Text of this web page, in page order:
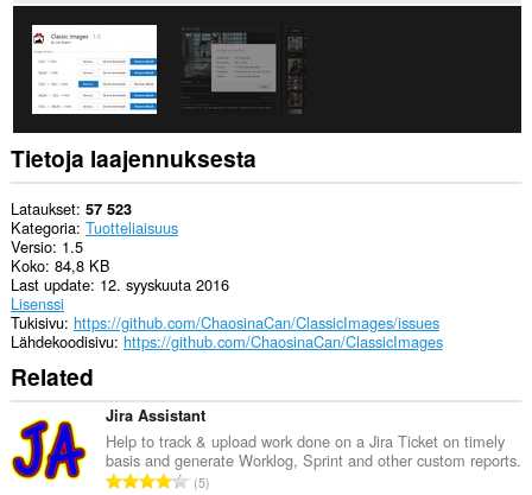
Tietoja laajennuksesta
Lataukset 57 523
Kategoria Tuotteliaisuus
Versio 1.5
Koko 84,8 KB
Last update 12. syyskuuta 2016
Lisenssi
Tukisivu https://github.com/ChaosinaCan/ClassicImages/issues
Lähdekoodisivu https://github.com/ChaosinaCan/ClassicImages
Related
Jira Assistant
Help to track & upload work done on a Jira Ticket on timely
basis and generate Worklog, Sprint and other custom reports.
A5